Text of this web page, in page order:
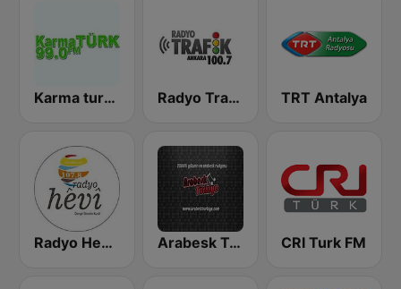
Karma turk fm Radyo Trafik Istanbul TRT Antalya
Radyo Hevi 107.8 Arabesk Turkiye CRI Turk FM